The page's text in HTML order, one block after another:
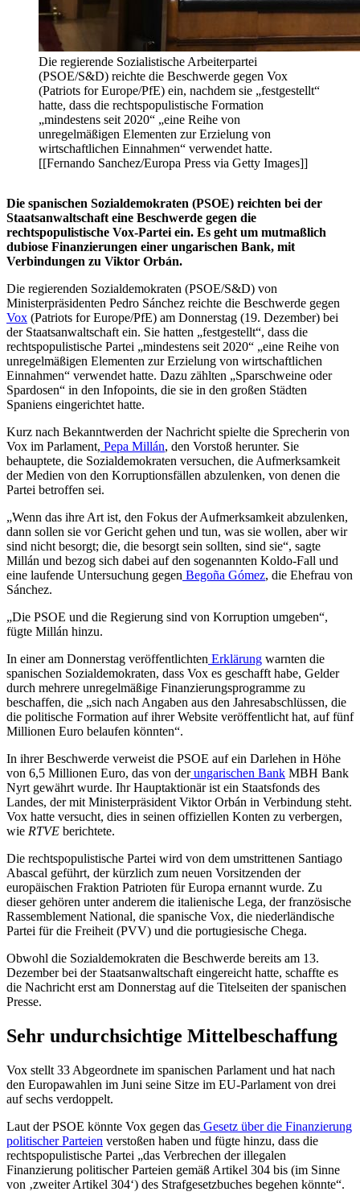
Die regierende Sozialistische Arbeiterpartei
(PSOE/S&D) reichte die Beschwerde gegen Vox
(Patriots for Europe/PfE) ein, nachdem sie „festgestellt“
hatte, dass die rechtspopulistische Formation
„mindestens seit 2020“ „eine Reihe von
unregelmäßigen Elementen zur Erzielung von
wirtschaftlichen Einnahmen“ verwendet hatte.
[[Fernando Sanchez/Europa Press via Getty Images]]
Die spanischen Sozialdemokraten (PSOE) reichten bei der
Staatsanwaltschaft eine Beschwerde gegen die
rechtspopulistische Vox-Partei ein. Es geht um mutmaßlich
dubiose Finanzierungen einer ungarischen Bank, mit
Verbindungen zu Viktor Orbán.
Die regierenden Sozialdemokraten (PSOE/S&D) von
Ministerpräsidenten Pedro Sánchez reichte die Beschwerde gegen
Vox (Patriots for Europe/PfE) am Donnerstag (19. Dezember) bei
der Staatsanwaltschaft ein. Sie hatten „festgestellt“, dass die
rechtspopulistische Partei „mindestens seit 2020“ „eine Reihe von
unregelmäßigen Elementen zur Erzielung von wirtschaftlichen
Einnahmen“ verwendet hatte. Dazu zählten „Sparschweine oder
Spardosen“ in den Infopoints, die sie in den großen Städten
Spaniens eingerichtet hatte.
Kurz nach Bekanntwerden der Nachricht spielte die Sprecherin von
Vox im Parlament, Pepa Millán, den Vorstoß herunter. Sie
behauptete, die Sozialdemokraten versuchen, die Aufmerksamkeit
der Medien von den Korruptionsfällen abzulenken, von denen die
Partei betroffen sei.
„Wenn das ihre Art ist, den Fokus der Aufmerksamkeit abzulenken,
dann sollen sie vor Gericht gehen und tun, was sie wollen, aber wir
sind nicht besorgt; die, die besorgt sein sollten, sind sie“, sagte
Millán und bezog sich dabei auf den sogenannten Koldo-Fall und
eine laufende Untersuchung gegen Begoña Gómez, die Ehefrau von
Sánchez.
„Die PSOE und die Regierung sind von Korruption umgeben“,
fügte Millán hinzu.
In einer am Donnerstag veröffentlichten Erklärung warnten die
spanischen Sozialdemokraten, dass Vox es geschafft habe, Gelder
durch mehrere unregelmäßige Finanzierungsprogramme zu
beschaffen, die „sich nach Angaben aus den Jahresabschlüssen, die
die politische Formation auf ihrer Website veröffentlicht hat, auf fünf
Millionen Euro belaufen könnten“.
In ihrer Beschwerde verweist die PSOE auf ein Darlehen in Höhe
von 6,5 Millionen Euro, das von derungarischen Bank MBH Bank
Nyrt gewährt wurde. Ihr Hauptaktionär ist ein Staatsfonds des
Landes, der mit Ministerpräsident Viktor Orbán in Verbindung steht.
Vox hatte versucht, dies in seinen offiziellen Konten zu verbergen,
wie RTVE berichtete.
Die rechtspopulistische Partei wird von dem umstrittenen Santiago
Abascal geführt, der kürzlich zum neuen Vorsitzenden der
europäischen Fraktion Patrioten für Europa ernannt wurde. Zu
dieser gehören unter anderem die italienische Lega, der französische
Rassemblement National, die spanische Vox, die niederländische
Partei für die Freiheit (PVV) und die portugiesische Chega.
Obwohl die Sozialdemokraten die Beschwerde bereits am 13.
Dezember bei der Staatsanwaltschaft eingereicht hatte, schaffte es
die Nachricht erst am Donnerstag auf die Titelseiten der spanischen
Presse.
Sehr undurchsichtige Mittelbeschaffung
Vox stellt 33 Abgeordnete im spanischen Parlament und hat nach
den Europawahlen im Juni seine Sitze im EU-Parlament von drei
auf sechs verdoppelt.
Laut der PSOE könnte Vox gegen das Gesetz über die Finanzierung
politischer Parteien verstoßen haben und fügte hinzu, dass die
rechtspopulistische Partei „das Verbrechen der illegalen
Finanzierung politischer Parteien gemäß Artikel 304 bis (im Sinne
von ‚zweiter Artikel 304‘) des Strafgesetzbuches begehen könnte“.